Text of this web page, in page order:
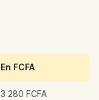
En FCFA
3 280 FCFA